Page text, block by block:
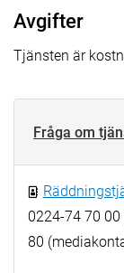
Avgifter
Tjänsten är
Fråga om
0224-74 70
80